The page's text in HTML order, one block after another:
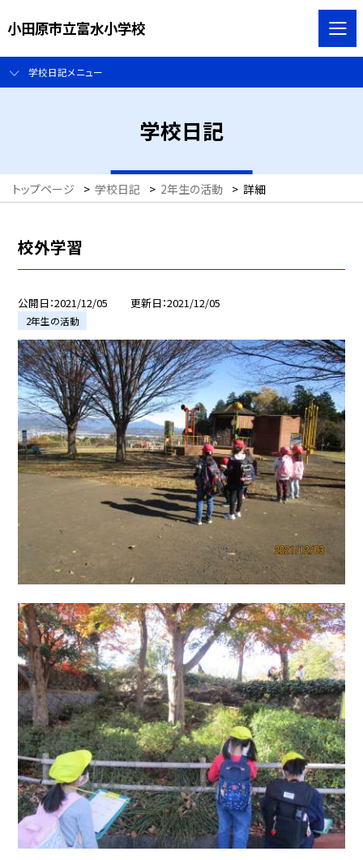
小田原市立富水小学校
学校日記メニュー
学校日記
トップページ > 学校日記 > 2年生の活動 > 詳細
校外学習
公開日 2021/12/05 更新日 2021/12/05
2年生の活動